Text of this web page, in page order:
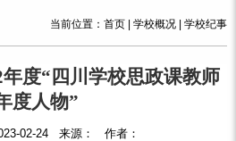
当前位置： 首页 | 学校概况 | 学校纪事
度“四川学校思政课教师
度人物”
02-24 来源： 作者：